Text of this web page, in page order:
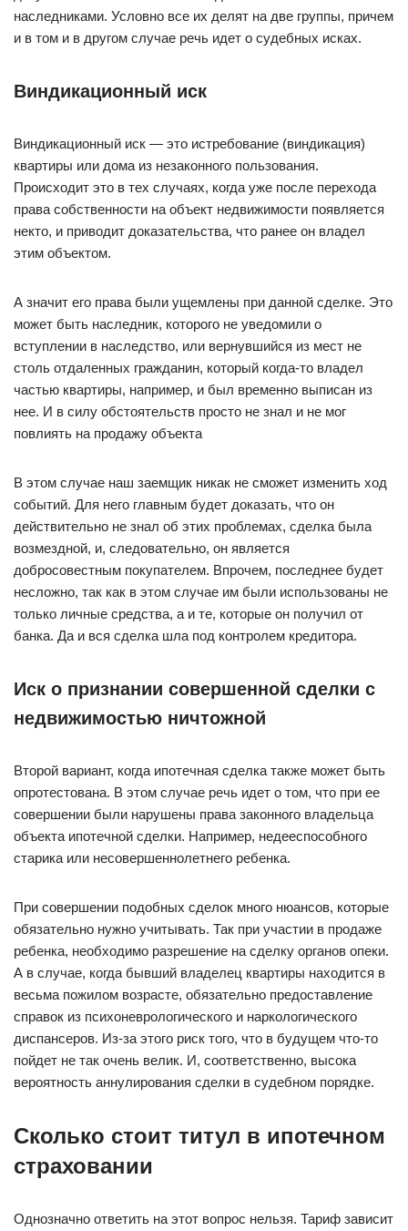
наследниками. Условно все их делят на две группы, причем
и в том и в другом случае речь идет о судебных исках.
Виндикационный иск
Виндикационный иск — это истребование (виндикация)
квартиры или дома из незаконного пользования.
Происходит это в тех случаях, когда уже после перехода
права собственности на объект недвижимости появляется
некто, и приводит доказательства, что ранее он владел
этим объектом.
А значит его права были ущемлены при данной сделке. Это
может быть наследник, которого не уведомили о
вступлении в наследство, или вернувшийся из мест не
столь отдаленных гражданин, который когда-то владел
частью квартиры, например, и был временно выписан из
нее. И в силу обстоятельств просто не знал и не мог
повлиять на продажу объекта
В этом случае наш заемщик никак не сможет изменить ход
событий. Для него главным будет доказать, что он
действительно не знал об этих проблемах, сделка была
возмездной, и, следовательно, он является
добросовестным покупателем. Впрочем, последнее будет
несложно, так как в этом случае им были использованы не
только личные средства, а и те, которые он получил от
банка. Да и вся сделка шла под контролем кредитора.
Иск о признании совершенной сделки с
недвижимостью ничтожной
Второй вариант, когда ипотечная сделка также может быть
опротестована. В этом случае речь идет о том, что при ее
совершении были нарушены права законного владельца
объекта ипотечной сделки. Например, недееспособного
старика или несовершеннолетнего ребенка.
При совершении подобных сделок много нюансов, которые
обязательно нужно учитывать. Так при участии в продаже
ребенка, необходимо разрешение на сделку органов опеки.
А в случае, когда бывший владелец квартиры находится в
весьма пожилом возрасте, обязательно предоставление
справок из психоневрологического и наркологического
диспансеров. Из-за этого риск того, что в будущем что-то
пойдет не так очень велик. И, соответственно, высока
вероятность аннулирования сделки в судебном порядке.
Сколько стоит титул в ипотечном
страховании
Однозначно ответить на этот вопрос нельзя. Тариф зависит